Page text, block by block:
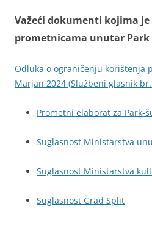
Važeći dokumenti kojima
prometnicama unutar Park
Odluka o ograničenju korištenja
Marjan 2024 (Službeni glasnik
Prometni elaborat za Park-
Suglasnost Ministarstva
Suglasnost Ministarstva
Suglasnost Grad Split